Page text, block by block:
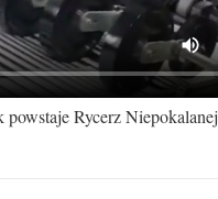
powstaje Rycerz Niepokalanej